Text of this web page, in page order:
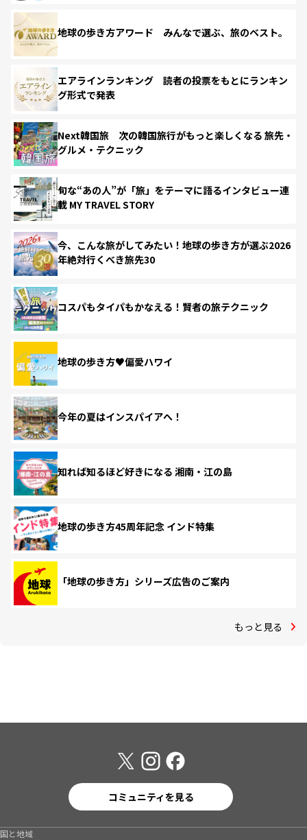
地球の歩き方アワード みんなで選ぶ、旅のベスト。
エアラインランキング 読者の投票をもとにランキン
グ形式で発表
Next韓国旅 次の韓国旅行がもっと楽しくなる 旅先・
グルメ・テクニック
旬な“あの人”が「旅」をテーマに語るインタビュー連
載 MY TRAVEL STORY
今、こんな旅がしてみたい！地球の歩き方が選ぶ2026
年絶対行くべき旅先30
コスパもタイパもかなえる！賢者の旅テクニック
地球の歩き方♥偏愛ハワイ
今年の夏はインスパイアへ！
知れば知るほど好きになる 湘南・江の島
地球の歩き方45周年記念 インド特集
「地球の歩き方」シリーズ広告のご案内
もっと見る
コミュニティを見る
国と地域